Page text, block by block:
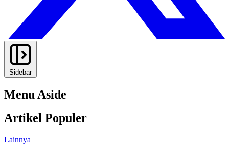
Sidebar
Menu Aside
Artikel Populer
Lainnya